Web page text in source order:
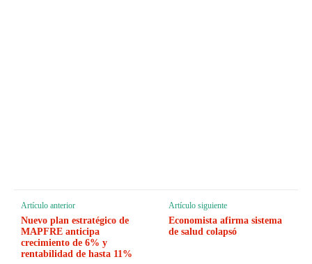
Artículo anterior
Nuevo plan estratégico de
MAPFRE anticipa
crecimiento de 6% y
rentabilidad de hasta 11%
Artículo siguiente
Economista afirma sistema
de salud colapsó